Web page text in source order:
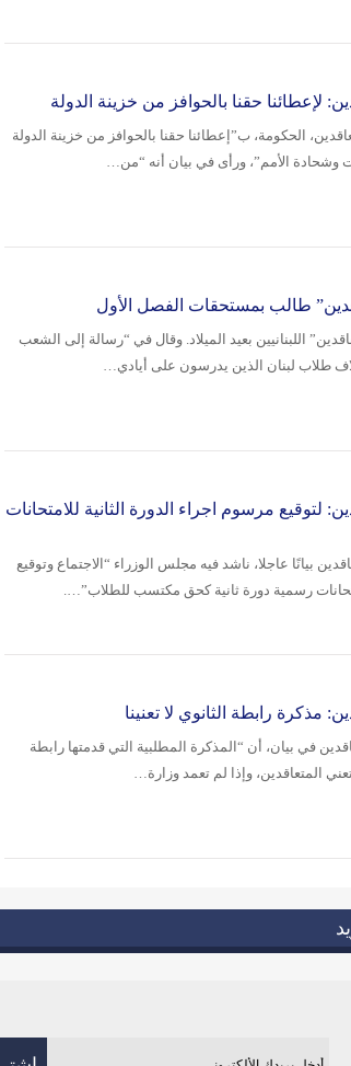
لإعطائنا حقنا بالحوافز من خزينة الدولة
الحكومة، ب”إعطائنا حقنا بالحوافز من خزينة الدولة
الأمم”، ورأى في بيان أنه “من…
طالب بمستحقات الفصل الأول
اللبنانيين بعيد الميلاد. وقال في “رسالة إلى الشعب
آلاف طلاب لبنان الذين يدرسون على أيادي…
لتوقيع مرسوم اجراء الدورة الثانية للامتحانات
بيانًا عاجلا، ناشد فيه مجلس الوزراء “الاجتماع وتوقيع
رسمية دورة ثانية كحق مكتسب للطلاب”….
مذكرة رابطة الثانوي لا تعنينا
في بيان، أن “المذكرة المطلبية التي قدمتها رابطة
تعني المتعاقدين، وإذا لم تعمد وزارة…